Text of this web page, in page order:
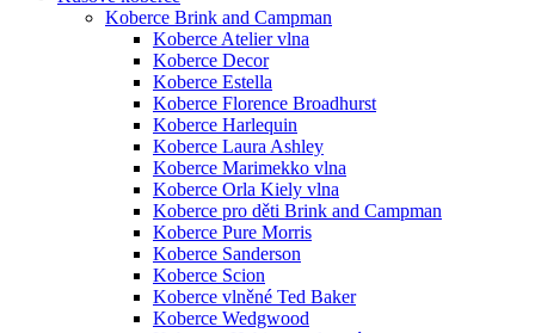
Koberce Brink and Campman
Koberce Atelier vlna
Koberce Decor
Koberce Estella
Koberce Florence Broadhurst
Koberce Harlequin
Koberce Laura Ashley
Koberce Marimekko vlna
Koberce Orla Kiely vlna
Koberce pro děti Brink and Campman
Koberce Pure Morris
Koberce Sanderson
Koberce Scion
Koberce vlněné Ted Baker
Koberce Wedgwood